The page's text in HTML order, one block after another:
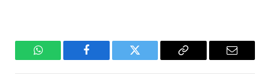
WhatsAppFacebook Twitter
Copiar
E-